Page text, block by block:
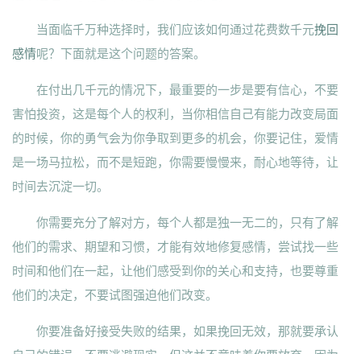
当面临千万种选择时，我们应该如何通过花费数千元挽回
感情呢？下面就是这个问题的答案。
在付出几千元的情况下，最重要的一步是要有信心，不要
害怕投资，这是每个人的权利，当你相信自己有能力改变局面
的时候，你的勇气会为你争取到更多的机会，你要记住，爱情
是一场马拉松，而不是短跑，你需要慢慢来，耐心地等待，让
时间去沉淀一切。
你需要充分了解对方，每个人都是独一无二的，只有了解
他们的需求、期望和习惯，才能有效地修复感情，尝试找一些
时间和他们在一起，让他们感受到你的关心和支持，也要尊重
他们的决定，不要试图强迫他们改变。
你要准备好接受失败的结果，如果挽回无效，那就要承认